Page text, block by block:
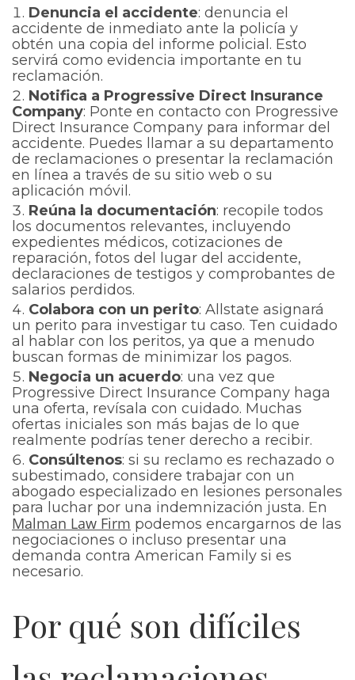
Denuncia el accidente: denuncia el
accidente de inmediato ante la policía y
obtén una copia del informe policial. Esto
servirá como evidencia importante en tu
reclamación.
Notifica a Progressive Direct Insurance
Company: Ponte en contacto con Progressive
Direct Insurance Company para informar del
accidente. Puedes llamar a su departamento
de reclamaciones o presentar la reclamación
en línea a través de su sitio web o su
aplicación móvil.
Reúna la documentación: recopile todos
los documentos relevantes, incluyendo
expedientes médicos, cotizaciones de
reparación, fotos del lugar del accidente,
declaraciones de testigos y comprobantes de
salarios perdidos.
Colabora con un perito: Allstate asignará
un perito para investigar tu caso. Ten cuidado
al hablar con los peritos, ya que a menudo
buscan formas de minimizar los pagos.
Negocia un acuerdo: una vez que
Progressive Direct Insurance Company haga
una oferta, revísala con cuidado. Muchas
ofertas iniciales son más bajas de lo que
realmente podrías tener derecho a recibir.
Consúltenos: si su reclamo es rechazado o
subestimado, considere trabajar con un
abogado especializado en lesiones personales
para luchar por una indemnización justa. En
Malman Law Firm podemos encargarnos de las
negociaciones o incluso presentar una
demanda contra American Family si es
necesario.
Por qué son difíciles